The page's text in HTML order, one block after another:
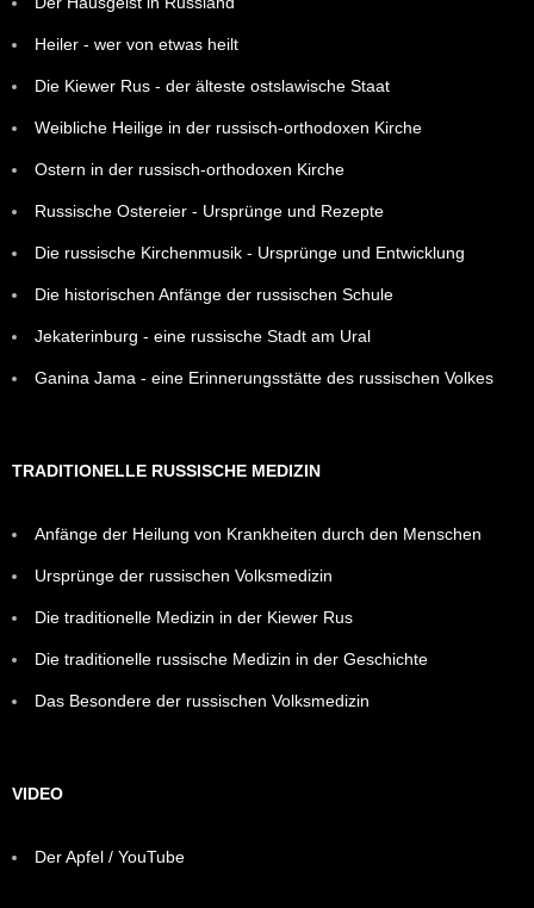
Heiler - wer von etwas heilt
Die Kiewer Rus - der älteste ostslawische Staat
Weibliche Heilige in der russisch-orthodoxen Kirche
Ostern in der russisch-orthodoxen Kirche
Russische Ostereier - Ursprünge und Rezepte
Die russische Kirchenmusik - Ursprünge und Entwicklung
Die historischen Anfänge der russischen Schule
Jekaterinburg - eine russische Stadt am Ural
Ganina Jama - eine Erinnerungsstätte des russischen Volkes
TRADITIONELLE RUSSISCHE MEDIZIN
Anfänge der Heilung von Krankheiten durch den Menschen
Ursprünge der russischen Volksmedizin
Die traditionelle Medizin in der Kiewer Rus
Die traditionelle russische Medizin in der Geschichte
Das Besondere der russischen Volksmedizin
VIDEO
Der Apfel / YouTube